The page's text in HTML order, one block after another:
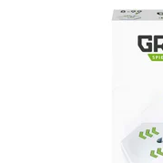
Transfer převede
propasti! Dokážeš